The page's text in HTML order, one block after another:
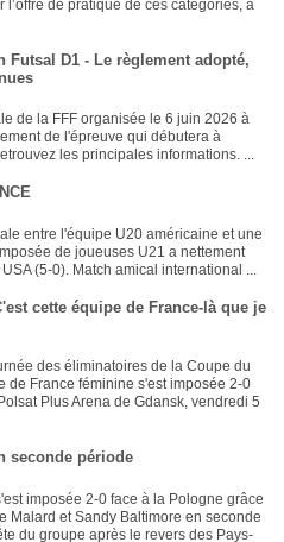
de pratique de ces catégories, a
D1 - Le règlement adopté,
de la FFF organisée le 6 juin 2026 à
de l'épreuve qui débutera à
les principales informations. ...
entre l'équipe U20 américaine et une
de joueuses U21 a nettement
(5-0). Match amical international ...
cette équipe de France-là que je
des éliminatoires de la Coupe du
de France féminine s'est imposée 2-0
Plus Arena de Gdansk, vendredi 5
seconde période
imposée 2-0 face à la Pologne grâce
Malard et Sandy Baltimore en seconde
du groupe après le revers des Pays-